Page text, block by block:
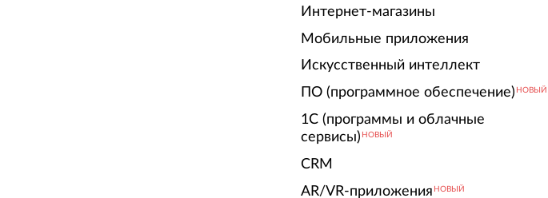
Интернет-магазины
Мобильные приложения
Искусственный интеллект
ПО (программное обеспечение) НОВЫЙ
1С (программы и облачные
сервисы) НОВЫЙ
CRM
AR/VR-приложения НОВЫЙ